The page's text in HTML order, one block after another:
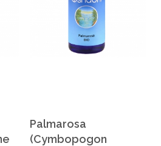
Palmarosa
(Cymbopogon